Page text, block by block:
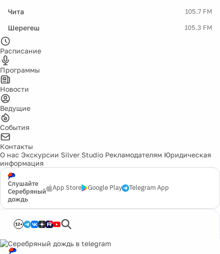
Чита 105.7 FM
Шерегеш 105.3 FM
Расписание
Программы
Новости
Ведущие
События
Контакты
О нас Экскурсии Silver Studio Рекламодателям Юридическая
информация
Слушайте
Серебряный
дождь
App Store Google Play Telegram App
12+